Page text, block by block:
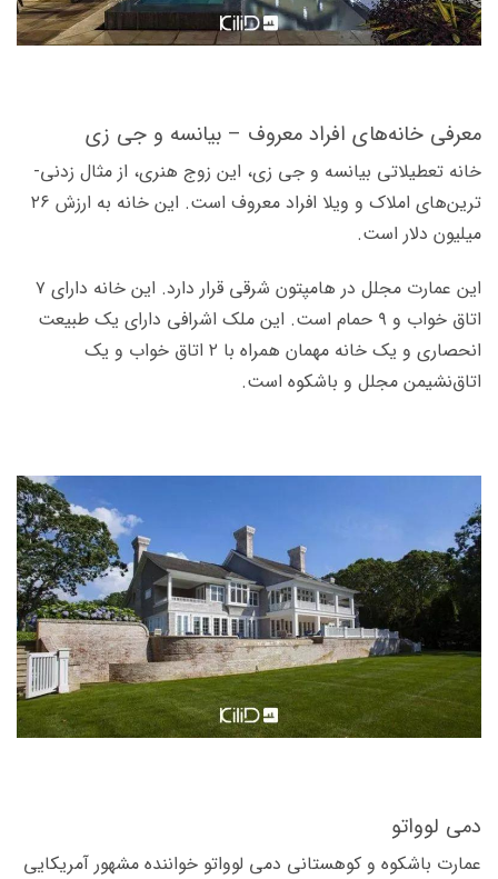
معرفی خانه‌های افراد معروف – بیانسه و جی­ زی
خانه تعطیلاتی بیانسه و جی زی، این زوج هنری، از مثال زدنی‌­
ترین‌­های املاک و ویلا افراد معروف است. این خانه به ارزش ۲۶
میلیون دلار است.
این عمارت مجلل در هامپتون شرقی قرار دارد. این خانه دارای ۷
اتاق خواب و ۹ حمام است. این ملک اشرافی دارای یک طبیعت
انحصاری و یک خانه مهمان همراه با ۲ اتاق خواب و یک
اتاق‌نشیمن مجلل و باشکوه است.
دمی لوواتو
عمارت باشکوه و کوهستانی دمی لوواتو خواننده مشهور آمریکایی